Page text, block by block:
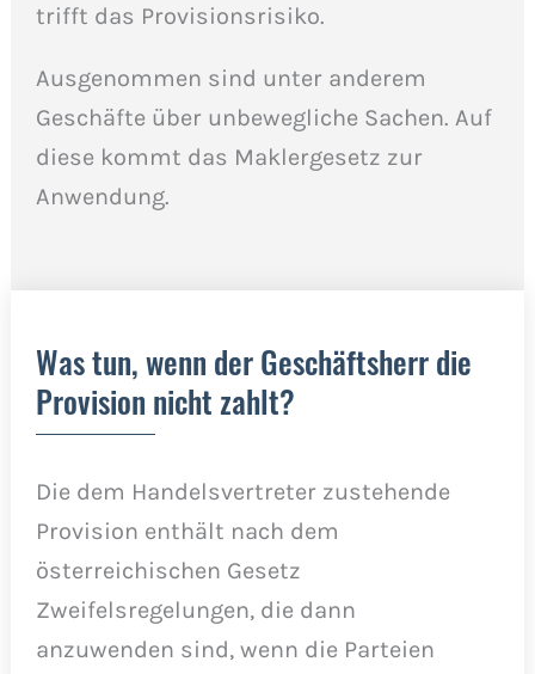
trifft das Provisionsrisiko.
Ausgenommen sind unter anderem
Geschäfte über unbewegliche Sachen. Auf
diese kommt das Maklergesetz zur
Anwendung.
Was tun, wenn der Geschäftsherr die
Provision nicht zahlt?
Die dem Handelsvertreter zustehende
Provision enthält nach dem
österreichischen Gesetz
Zweifelsregelungen, die dann
anzuwenden sind, wenn die Parteien